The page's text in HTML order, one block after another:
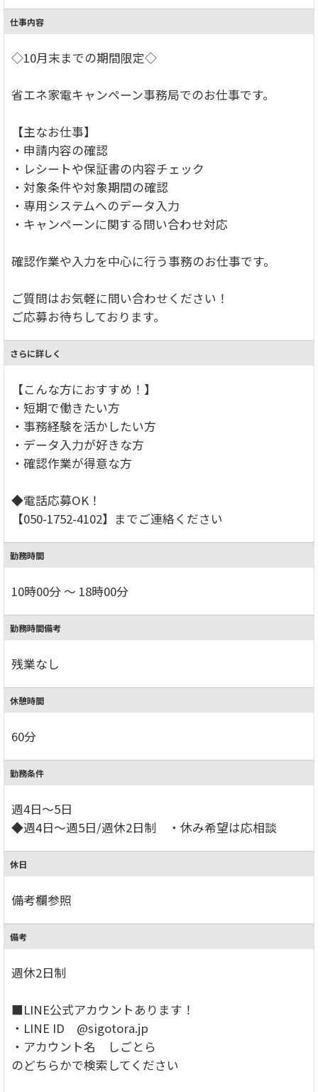
仕事内容
◇10月末までの期間限定◇
省エネ家電キャンペーン事務局でのお仕事です。
【主なお仕事】
・申請内容の確認
・レシートや保証書の内容チェック
・対象条件や対象期間の確認
・専用システムへのデータ入力
・キャンペーンに関する問い合わせ対応
確認作業や入力を中心に行う事務のお仕事です。
ご質問はお気軽に問い合わせください！
ご応募お待ちしております。
さらに詳しく
【こんな方におすすめ！】
・短期で働きたい方
・事務経験を活かしたい方
・データ入力が好きな方
・確認作業が得意な方
◆電話応募OK！
【050-1752-4102】までご連絡ください
勤務時間
10時00分 ～ 18時00分
勤務時間備考
残業なし
休憩時間
60分
勤務条件
週4日～5日
◆週4日～週5日/週休2日制 ・休み希望は応相談
休日
備考欄参照
備考
週休2日制
■LINE公式アカウントあります！
・LINE ID @sigotora.jp
・アカウント名 しごとら
のどちらかで検索してください